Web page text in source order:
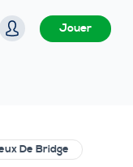
Jouer
De Bridge